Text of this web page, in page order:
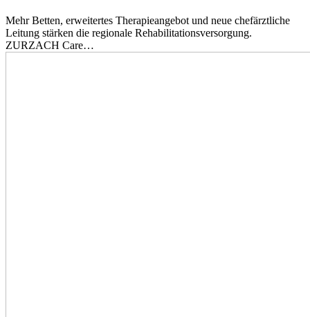
Mehr Betten, erweitertes Therapieangebot und neue chefärztliche
Leitung stärken die regionale Rehabilitationsversorgung.
ZURZACH Care…